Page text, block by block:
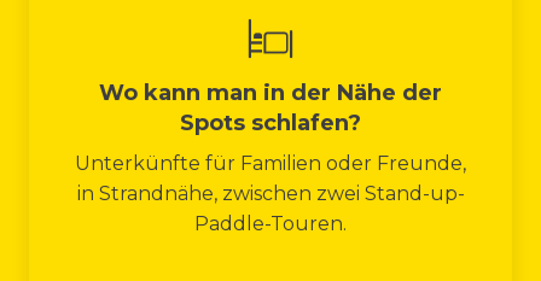
Wo kann man in der Nähe der
Spots schlafen?
Unterkünfte für Familien oder Freunde,
in Strandnähe, zwischen zwei Stand-up-
Paddle-Touren.